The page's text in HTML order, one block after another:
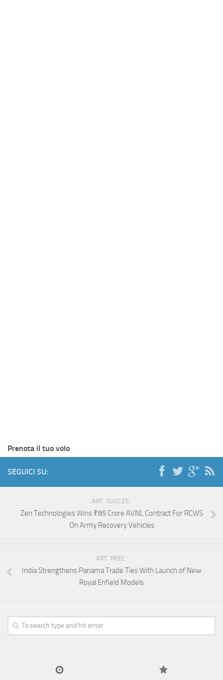
Prenota il tuo volo
SEGUICI SU:
ART. SUCCES.
Zen Technologies Wins ₹85 Crore AVNL Contract For RCWS
On Army Recovery Vehicles
ART. PREC.
India Strengthens Panama Trade Ties With Launch of New
Royal Enfield Models